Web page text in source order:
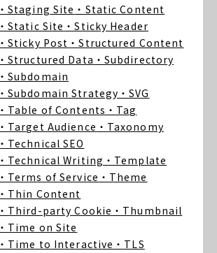
・Staging Site ・Static Content
・Static Site ・Sticky Header
・Sticky Post ・Structured Content
・Structured Data ・Subdirectory
・Subdomain
・Subdomain Strategy ・SVG
・Table of Contents ・Tag
・Target Audience ・Taxonomy
・Technical SEO
・Technical Writing ・Template
・Terms of Service ・Theme
・Thin Content
・Third-party Cookie ・Thumbnail
・Time on Site
・Time to Interactive ・TLS